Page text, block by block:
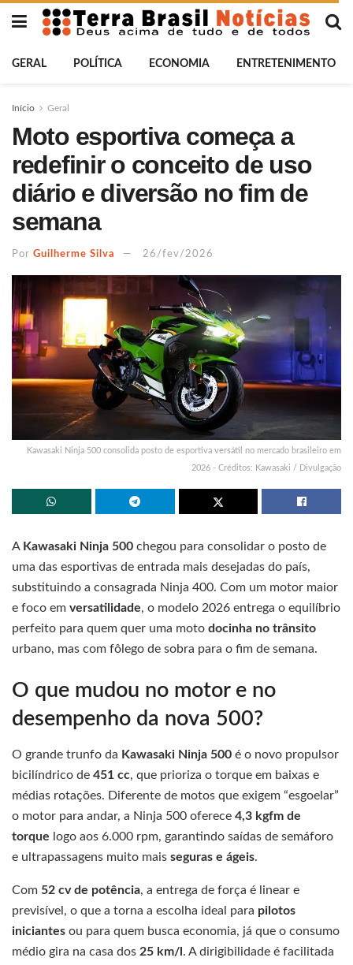
GERAL POLÍTICA ECONOMIA ENTRETENIMENTO
Início Geral
Moto esportiva começa a
redefinir o conceito de uso
diário e diversão no fim de
semana
Por Guilherme Silva 26/fev/2026
Kawasaki Ninja 500 consolida posto de esportiva versátil no mercado brasileiro em
2026 - Créditos: Kawasaki / Divulgação
A Kawasaki Ninja 500 chegou para consolidar o posto de
uma das esportivas de entrada mais desejadas do país,
substituindo a consagrada Ninja 400. Com um motor maior
e foco em versatilidade, o modelo 2026 entrega o equilíbrio
perfeito para quem quer uma moto docinha no trânsito
urbano, mas com fôlego de sobra para o fim de semana.
O que mudou no motor e no
desempenho da nova 500?
O grande trunfo da Kawasaki Ninja 500 é o novo propulsor
bicilíndrico de 451 cc, que prioriza o torque em baixas e
médias rotações. Diferente de motos que exigem “esgoelar”
o motor para andar, a Ninja 500 oferece 4,3 kgfm de
torque logo aos 6.000 rpm, garantindo saídas de semáforo
e ultrapassagens muito mais seguras e ágeis.
Com 52 cv de potência, a entrega de força é linear e
previsível, o que a torna a escolha ideal para pilotos
iniciantes ou para quem busca economia, já que o consumo
médio gira na casa dos 25 km/l . A dirigibilidade é facilitada